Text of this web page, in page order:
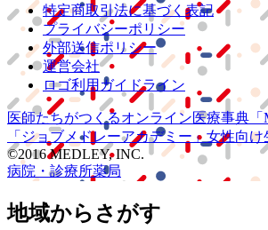
特定商取引法に基づく表記
プライバシーポリシー
外部送信ポリシー
運営会社
ロゴ利用ガイドライン
医師たちがつくるオンライン医療事典
「ジョブメドレーアカデミー」 女性向け
©2016 MEDLEY, INC.
病院・診療所薬局
地域からさがす